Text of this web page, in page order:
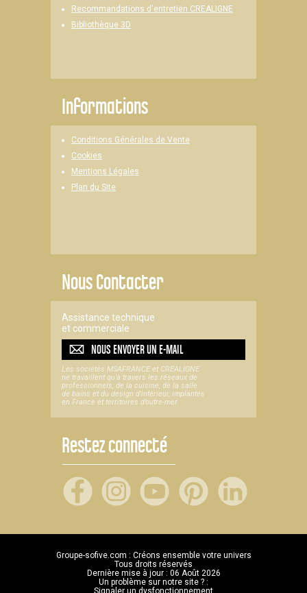
Recommandations d'entretien CREALIGNE
Bibliothèque 3D
Informations
Conditions Générales de Vente
Cookies
Mentions Légales
Plan du Site
Nous Contacter
Assistance technique
et commerciale
NOUS ENVOYER UNE-MAIL
Les sociétés MSAFRANCE et CREALIGNE
ne travaillent qu'à travers les réseaux de
professionnels, de la cuisine, de la salle
de bains et du design d'intérieur, implantés
en France et territoires d’outre-mer.
Restez connecté
Groupe-sofive.com : Créons ensemble votre univers
Tous droits réservés
Dernière mise à jour : 06 Août 2026
Un problème sur notre site ? :
Signaler un dysfonctionnement